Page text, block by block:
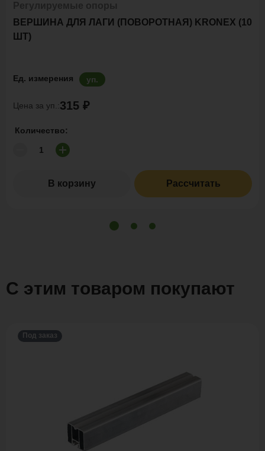
ВЕРШИНА ДЛЯ ЛАГИ (ПОВОРОТНАЯ) KRONEX (10
ШТ)
Ед. измерения уп.
Цена за уп.:315 ₽
Количество:
В корзину Рассчитать
С этим товаром покупают
Под заказ